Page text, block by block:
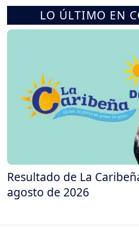
LO ÚLTIMO EN
Resultado de La
agosto de 2026